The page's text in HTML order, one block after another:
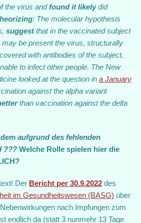
the virus andfound it likelydid
: The molecular hypothesis
suggestthat in the vaccinated subject
be present the virus, structurally
with antibodies of the subject,
to infect other people. The New
looked at the question in a January
against the alpha variant
than vaccination against the delta
aufgrund des fehlenden
??? Welche Rolle spielen hier die
Der Bericht per 30.9.2022 des
im Gesundheitswesen (BASG) über
nach Impfungen zum
endlich da (statt 3 nunmehr 13 Tage